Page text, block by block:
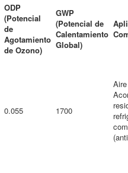
ODP
(Potencial
de
Agotamiento
de Ozono)
GWP
(Potencial de
Calentamiento
Global)
0.055 1700
Aire